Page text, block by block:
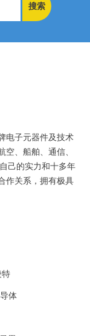
搜索
电子元器件及技术
、船舶、通信、
己的实力和十多年
作关系，拥有极具
特
体